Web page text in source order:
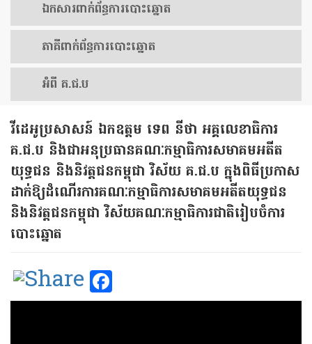
ឯកសារ​ពាក់ព័ន្ធ​ការ​បោះឆ្នោត
​ភាគីពាក់ព័ន្ធ​​ការ​បោះឆ្នោត
អំពី គ.ជ.ប
វីដេអូប្រសាសន៍ ឯកឧត្ដម ទេព នីថា អគ្គលេខាធិការ
គ.ជ.ប និងជាអនុប្រធានគណៈកម្មាធិការសមាគមអតីត
យុទ្ធជន និងនិវត្តជនកម្ពុជា វិស័យ គ.ជ.ប ក្នុងពិធីប្រកាស
ដាក់ឱ្យដំណើរការគណៈកម្មាធិការសមាគមអតីតយុទ្ធជន
និងនិវត្តជនកម្ពុជា វិស័យគណៈកម្មាធិការជាតិរៀបចំការ
បោះឆ្នោត